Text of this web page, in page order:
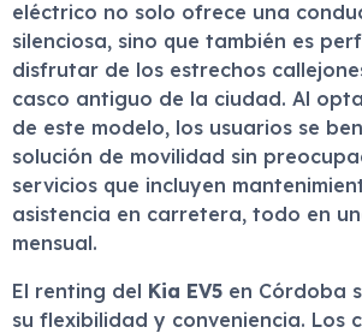
eléctrico no solo ofrece una
silenciosa, sino que también es
disfrutar de los estrechos
casco antiguo de la ciudad. Al
de este modelo, los usuarios se
solución de movilidad sin
servicios que incluyen
asistencia en carretera, todo en
mensual.
El renting del Kia EV5 en Córdoba
su flexibilidad y conveniencia. Los